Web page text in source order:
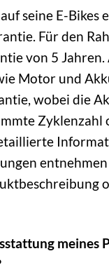
seine E-Bikes
Für den
von 5
Motor und
wobei die
Zyklenzahl
meines